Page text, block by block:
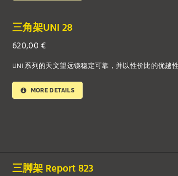
三角架UNI 28
620,00 €
UNI 系列的天文望远镜稳定可靠，并以性价比的优越
MORE DETAILS
三脚架 Report 823